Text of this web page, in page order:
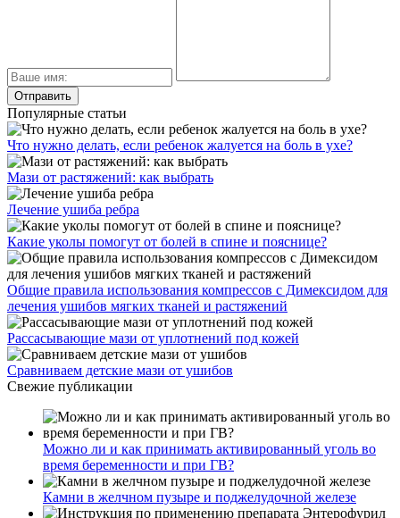
Популярные статьи
Что нужно делать, если ребенок жалуется на боль в ухе?
Мази от растяжений: как выбрать
Лечение ушиба ребра
Какие уколы помогут от болей в спине и пояснице?
Общие правила использования компрессов с Димексидом для
лечения ушибов мягких тканей и растяжений
Рассасывающие мази от уплотнений под кожей
Сравниваем детские мази от ушибов
Свежие публикации
Можно ли и как принимать активированный уголь во
время беременности и при ГВ?
Камни в желчном пузыре и поджелудочной железе